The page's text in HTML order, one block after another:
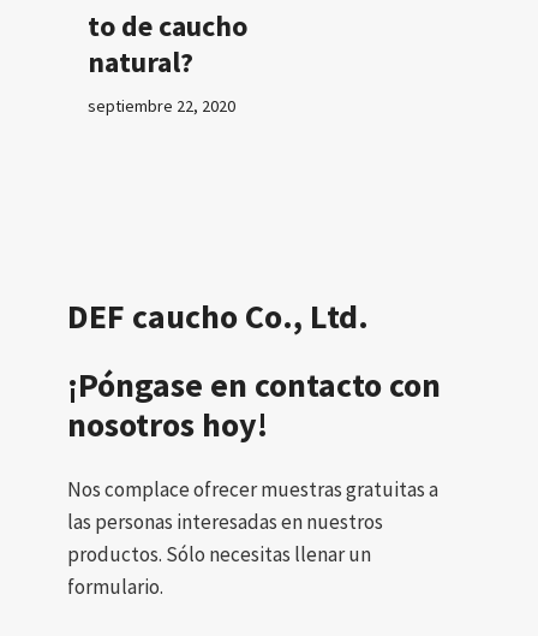
to de caucho
natural?
septiembre 22, 2020
DEF caucho Co., Ltd.
¡Póngase en contacto con
nosotros hoy!
Nos complace ofrecer muestras gratuitas a
las personas interesadas en nuestros
productos. Sólo necesitas llenar un
formulario.